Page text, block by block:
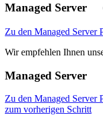
Managed Server
Zu den Managed Server
Wir empfehlen Ihnen
Managed Server
Zu den Managed Server
zum vorherigen Schritt